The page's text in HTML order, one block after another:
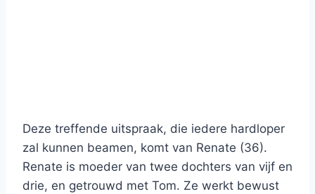
Deze treffende uitspraak, die iedere hardloper
zal kunnen beamen, komt van Renate (36).
Renate is moeder van twee dochters van vijf en
drie, en getrouwd met Tom. Ze werkt bewust